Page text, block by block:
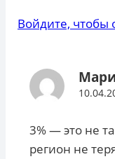
Войдите, чтобы
3% — это не
регион не